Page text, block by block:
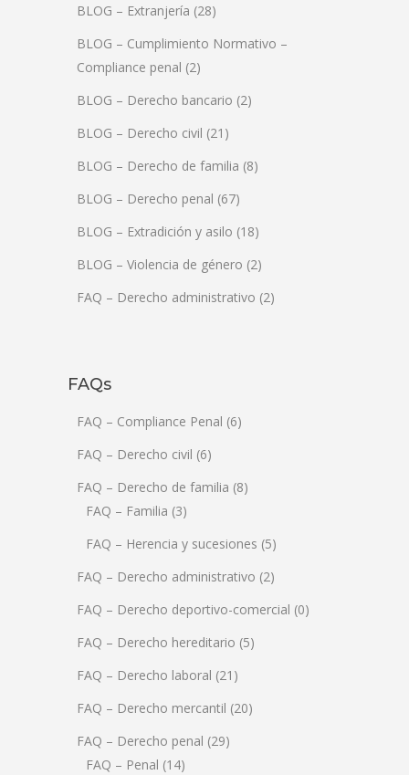
BLOG – Extranjería (28)
BLOG – Cumplimiento Normativo –
Compliance penal (2)
BLOG – Derecho bancario (2)
BLOG – Derecho civil (21)
BLOG – Derecho de familia (8)
BLOG – Derecho penal (67)
BLOG – Extradición y asilo (18)
BLOG – Violencia de género (2)
FAQ – Derecho administrativo (2)
FAQs
FAQ – Compliance Penal (6)
FAQ – Derecho civil (6)
FAQ – Derecho de familia (8)
FAQ – Familia (3)
FAQ – Herencia y sucesiones (5)
FAQ – Derecho administrativo (2)
FAQ – Derecho deportivo-comercial (0)
FAQ – Derecho hereditario (5)
FAQ – Derecho laboral (21)
FAQ – Derecho mercantil (20)
FAQ – Derecho penal (29)
FAQ – Penal (14)